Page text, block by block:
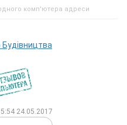
комп'ютера адреси
24.05.2017